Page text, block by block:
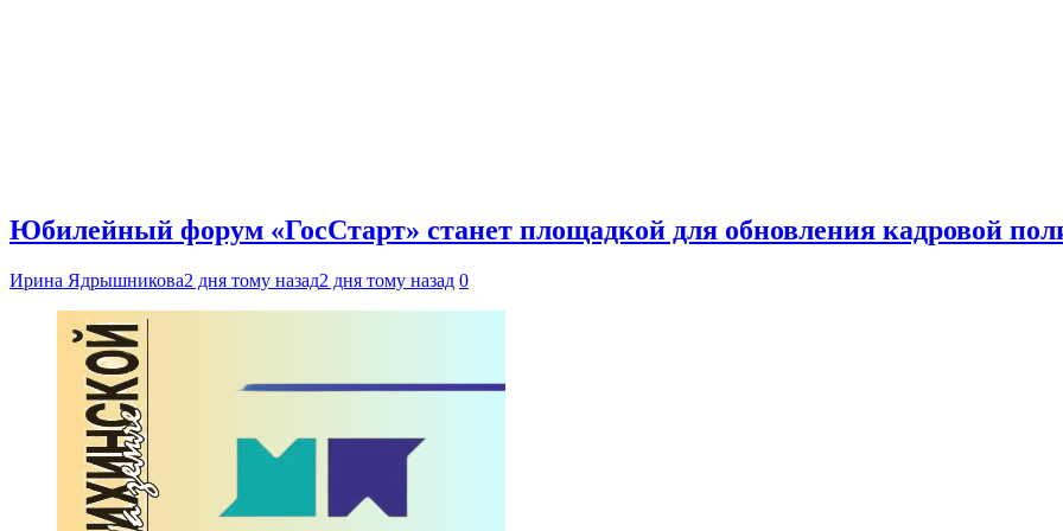
Юбилейный форум «ГосСтарт» станет площадкой для обновления кадровой
Ирина Ядрышникова2 дня тому назад2 дня тому назад 0